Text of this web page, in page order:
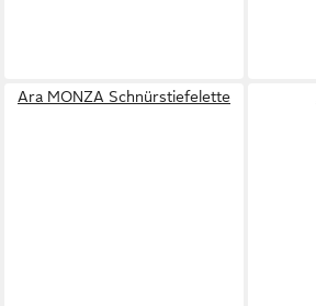
Ara MONZA Schnürstiefelette